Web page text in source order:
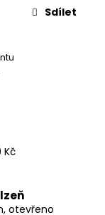
Sdílet
Kč
otevřeno